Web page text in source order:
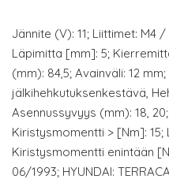
Jännite (V): 11; Liittimet: M4
Läpimitta [mm]: 5;
(mm): 84,5; Avainväli: 12
jälkihehkutuksenkestävä,
Asennussyvyys (mm): 18,
Kiristysmomentti > [Nm]:
Kiristysmomentti enintään
06/1993; HYUNDAI: